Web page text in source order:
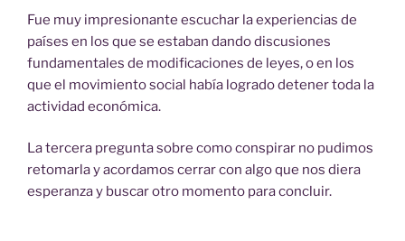
Fue muy impresionante escuchar la experiencias de
países en los que se estaban dando discusiones
fundamentales de modificaciones de leyes, o en los
que el movimiento social había logrado detener toda la
actividad económica.
La tercera pregunta sobre como conspirar no pudimos
retomarla y acordamos cerrar con algo que nos diera
esperanza y buscar otro momento para concluir.